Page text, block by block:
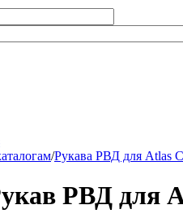
/Рукава РВД для Atlas
РВД для